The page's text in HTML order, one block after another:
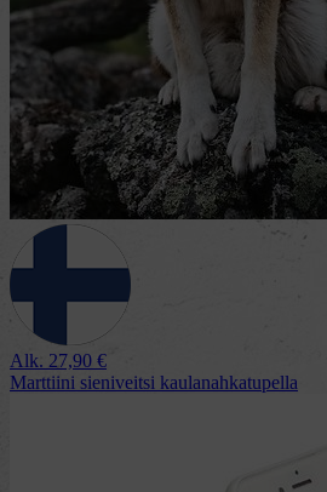
Alk. 27,90 €
Marttiini sieniveitsi kaulanahkatupella